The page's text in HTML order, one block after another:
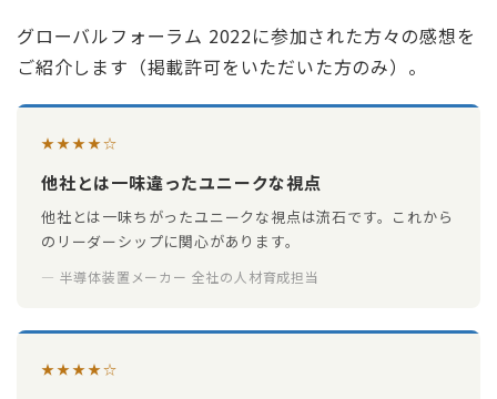
グローバルフォーラム 2022に参加された方々の感想を
ご紹介します（掲載許可をいただいた方のみ）。
★★★★☆
他社とは一味違ったユニークな視点
他社とは一味ちがったユニークな視点は流石です。これから
のリーダーシップに関心があります。
— 半導体装置メーカー 全社の人材育成担当
★★★★☆